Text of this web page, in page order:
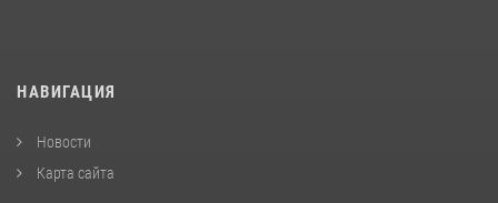
НАВИГАЦИЯ
Новости
Карта сайта